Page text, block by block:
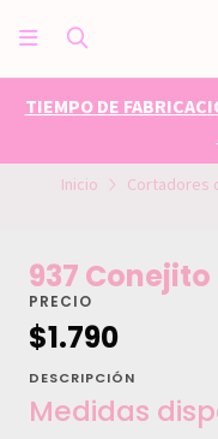
TIEMPO DE
Inicio Cortadores
937 Conejito
PRECIO
$1.790
DESCRIPCIÓN
Medidas